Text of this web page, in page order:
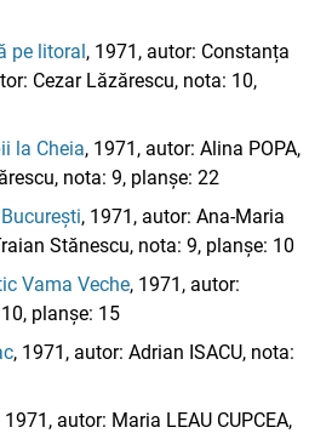
pe litoral, 1971, autor: Constanța
Cezar Lăzărescu, nota: 10,
la Cheia, 1971, autor: Alina POPA,
nota: 9, planșe: 22
, 1971, autor: Ana-Maria
Stănescu, nota: 9, planșe: 10
Vama Veche, 1971, autor:
planșe: 15
, 1971, autor: Adrian ISACU, nota:
1971, autor: Maria LEAU CUPCEA,